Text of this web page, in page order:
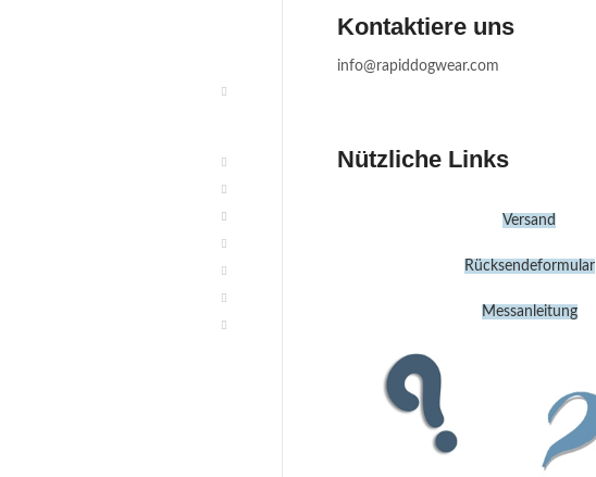
Kontaktiere uns
info@rapiddogwear.com
Nützliche Links
Versand
Rücksendeformular
Messanleitung